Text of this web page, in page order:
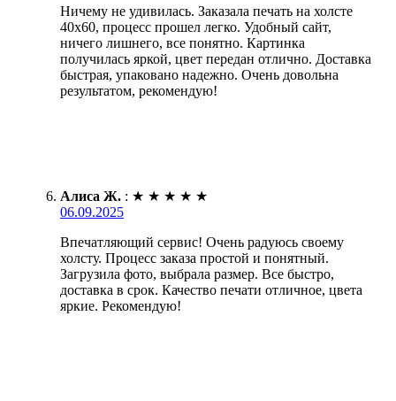
Ничему не удивилась. Заказала печать на холсте
40х60, процесс прошел легко. Удобный сайт,
ничего лишнего, все понятно. Картинка
получилась яркой, цвет передан отлично. Доставка
быстрая, упаковано надежно. Очень довольна
результатом, рекомендую!
Алиса Ж. : ★ ★ ★ ★ ★
06.09.2025
Впечатляющий сервис! Очень радуюсь своему
холсту. Процесс заказа простой и понятный.
Загрузила фото, выбрала размер. Все быстро,
доставка в срок. Качество печати отличное, цвета
яркие. Рекомендую!